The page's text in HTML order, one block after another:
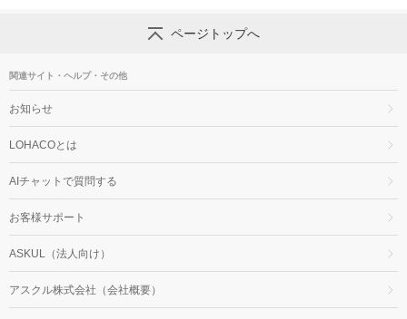
ページトップへ
関連サイト・ヘルプ・その他
お知らせ
LOHACOとは
AIチャットで質問する
お客様サポート
ASKUL（法人向け）
アスクル株式会社（会社概要）